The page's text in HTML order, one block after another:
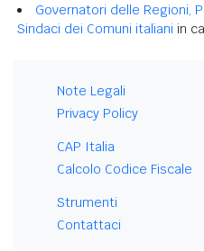
Governatori delle Regioni,
Sindaci dei Comuni italiani in
Note Legali
Privacy Policy
CAP Italia
Calcolo Codice Fiscale
Strumenti
Contattaci